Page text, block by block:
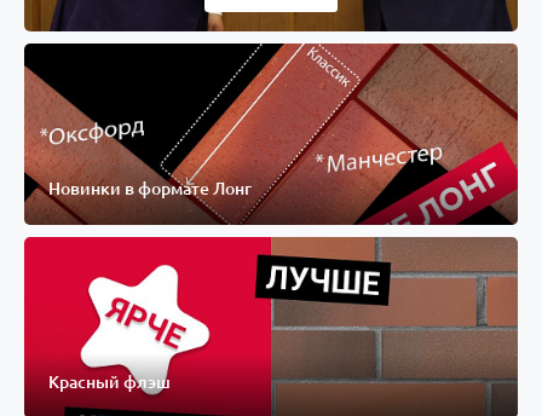
Новинки в формате Лонг
Красный флэш